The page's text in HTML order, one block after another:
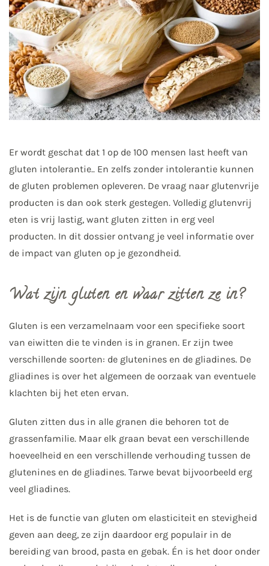
Er wordt geschat dat 1 op de 100 mensen last heeft van
gluten intolerantie.. En zelfs zonder intolerantie kunnen
de gluten problemen opleveren. De vraag naar glutenvrije
producten is dan ook sterk gestegen. Volledig glutenvrij
eten is vrij lastig, want gluten zitten in erg veel
producten. In dit dossier ontvang je veel informatie over
de impact van gluten op je gezondheid.
Wat zijn gluten en waar zitten ze in?
Gluten is een verzamelnaam voor een specifieke soort
van eiwitten die te vinden is in granen. Er zijn twee
verschillende soorten: de glutenines en de gliadines. De
gliadines is over het algemeen de oorzaak van eventuele
klachten bij het eten ervan.
Gluten zitten dus in alle granen die behoren tot de
grassenfamilie. Maar elk graan bevat een verschillende
hoeveelheid en een verschillende verhouding tussen de
glutenines en de gliadines. Tarwe bevat bijvoorbeeld erg
veel gliadines.
Het is de functie van gluten om elasticiteit en stevigheid
geven aan deeg, ze zijn daardoor erg populair in de
bereiding van brood, pasta en gebak. Én is het door onder